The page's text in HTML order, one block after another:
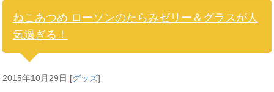
ねこあつめ ローソンのたらみゼリー＆グラスが人
気過ぎる！
2015年10月29日 [グッズ]